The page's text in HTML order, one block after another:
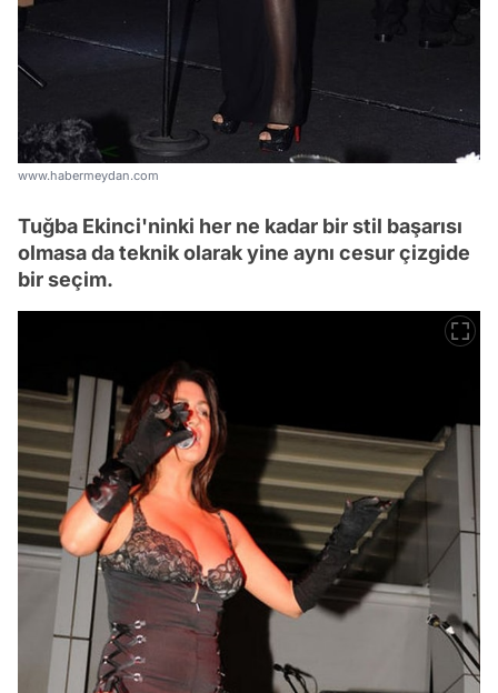
www.habermeydan.com
Tuğba Ekinci'ninki her ne kadar bir stil başarısı
olmasa da teknik olarak yine aynı cesur çizgide
bir seçim.